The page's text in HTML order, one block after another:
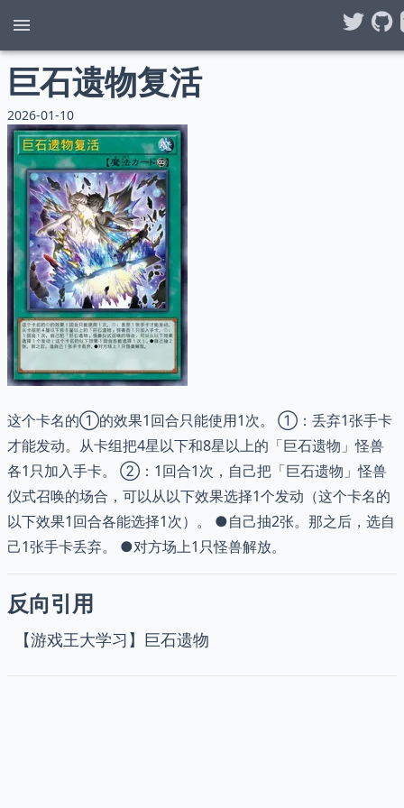
巨石遗物复活
2026-01-10
这个卡名的①的效果1回合只能使用1次。 ①：丢弃1张手卡
才能发动。从卡组把4星以下和8星以上的「巨石遗物」怪兽
各1只加入手卡。 ②：1回合1次，自己把「巨石遗物」怪兽
仪式召唤的场合，可以从以下效果选择1个发动（这个卡名的
以下效果1回合各能选择1次）。 ●自己抽2张。那之后，选自
己1张手卡丢弃。 ●对方场上1只怪兽解放。
反向引用
【游戏王大学习】巨石遗物